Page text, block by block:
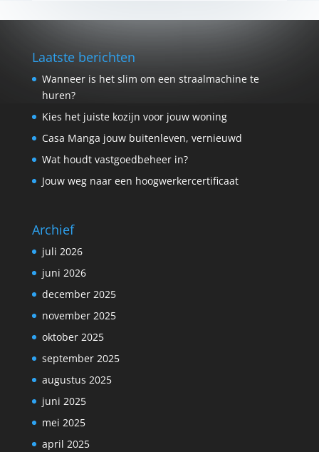
Laatste berichten
Wanneer is het slim om een straalmachine te
huren?
Kies het juiste kozijn voor jouw woning
Casa Manga jouw buitenleven, vernieuwd
Wat houdt vastgoedbeheer in?
Jouw weg naar een hoogwerkercertificaat
Archief
juli 2026
juni 2026
december 2025
november 2025
oktober 2025
september 2025
augustus 2025
juni 2025
mei 2025
april 2025